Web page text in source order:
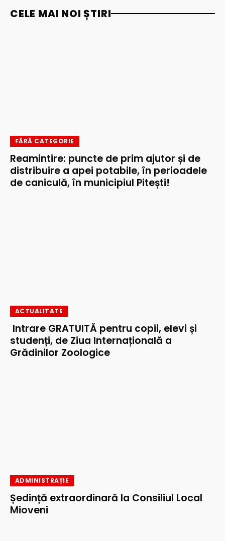
CELE MAI NOI ȘTIRI
FĂRĂ CATEGORIE
Reamintire: puncte de prim ajutor și de
distribuire a apei potabile, în perioadele
de caniculă, în municipiul Pitești!
ACTUALITATE
Intrare GRATUITĂ pentru copii, elevi și
studenți, de Ziua Internațională a
Grădinilor Zoologice
ADMINISTRAȚIE
Ședință extraordinară la Consiliul Local
Mioveni